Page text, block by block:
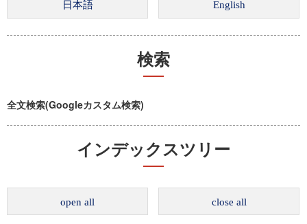
検索
全文検索(Googleカスタム検索)
インデックスツリー
open all close all